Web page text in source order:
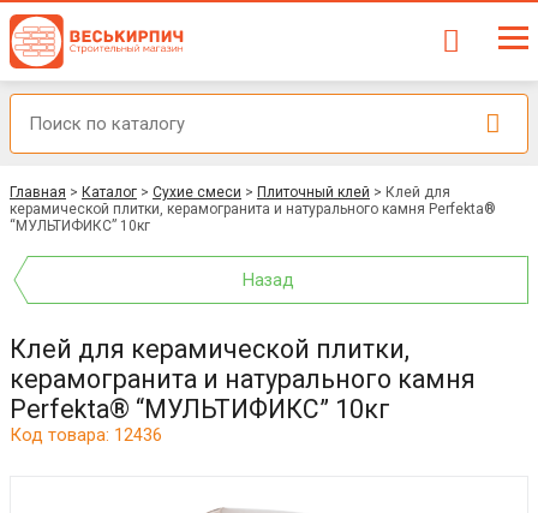
Главная > Каталог > Сухие смеси > Плиточный клей > Клей для
керамической плитки, керамогранита и натурального камня Perfekta®
“МУЛЬТИФИКС” 10кг
Назад
Клей для керамической плитки,
керамогранита и натурального камня
Perfekta® “МУЛЬТИФИКС” 10кг
Код товара: 12436